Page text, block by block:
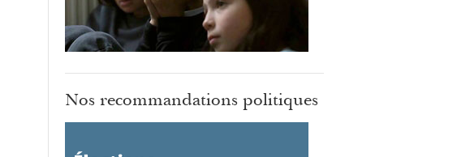
Nos recommandations politiques